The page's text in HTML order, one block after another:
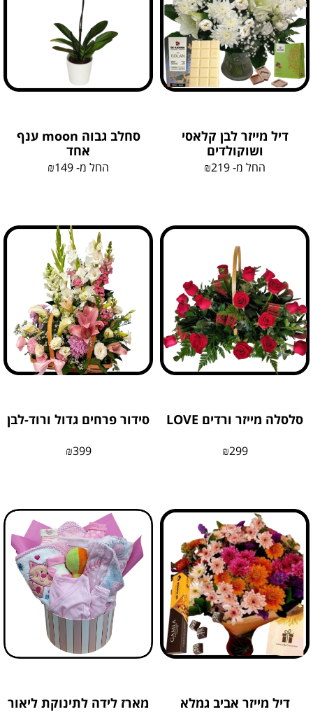
דיל מייזר לבן קלאסי
ושוקולדים
החל מ- ₪219
סחלב גבוה moon ענף
אחד
החל מ- ₪149
סלסלה מייזר ורדים LOVE
₪299
סידור פרחים גדול ורוד-לבן
₪399
דיל מייזר אביב גמלא מארז לידה לתינוקת ליאור